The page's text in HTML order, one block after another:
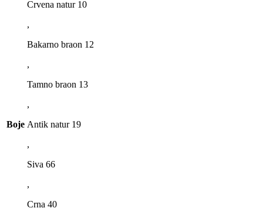
Boje
Crvena natur 10
,
Bakarno braon 12
,
Tamno braon 13
,
Antik natur 19
,
Siva 66
,
Crna 40